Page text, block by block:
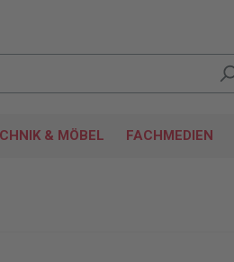
& MÖBEL FACHMEDIEN